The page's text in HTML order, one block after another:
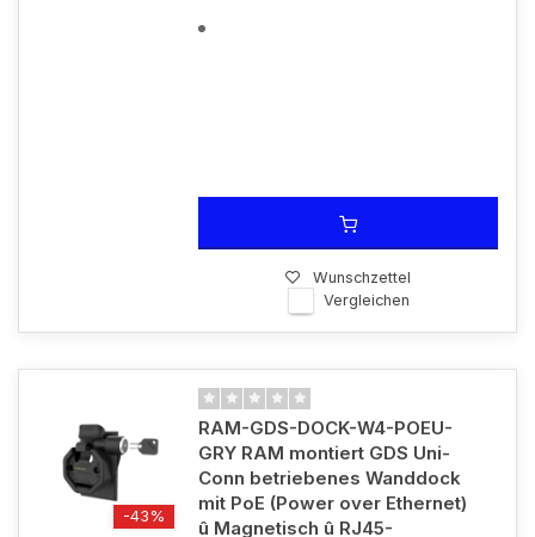
Wunschzettel
Vergleichen
-43%
RAM-GDS-DOCK-W4-POEU-
GRY RAM montiert GDS Uni-
Conn betriebenes Wanddock
mit PoE (Power over Ethernet)
û Magnetisch û RJ45-